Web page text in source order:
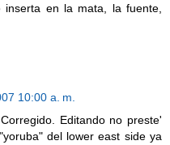
en la mata, la fuente,
10:00 a. m.
Editando no preste'
del lower east side ya